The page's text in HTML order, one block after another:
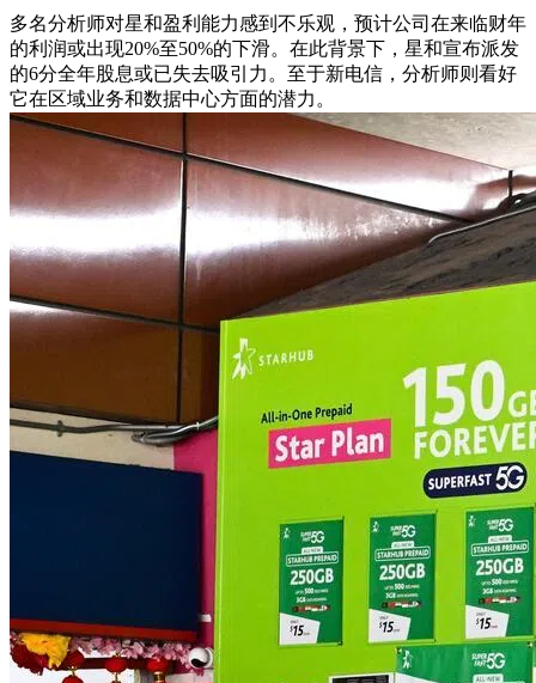
多名分析师对星和盈利能力感到不乐观，预计公司在来临财年
的利润或出现20%至50%的下滑。在此背景下，星和宣布派发
的6分全年股息或已失去吸引力。至于新电信，分析师则看好
它在区域业务和数据中心方面的潜力。